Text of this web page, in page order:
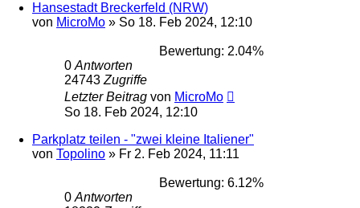
Hansestadt Breckerfeld (NRW)
von MicroMo » So 18. Feb 2024, 12:10
Bewertung: 2.04%
0 Antworten
24743 Zugriffe
Letzter Beitrag von MicroMo
So 18. Feb 2024, 12:10
Parkplatz teilen - "zwei kleine Italiener"
von Topolino » Fr 2. Feb 2024, 11:11
Bewertung: 6.12%
0 Antworten